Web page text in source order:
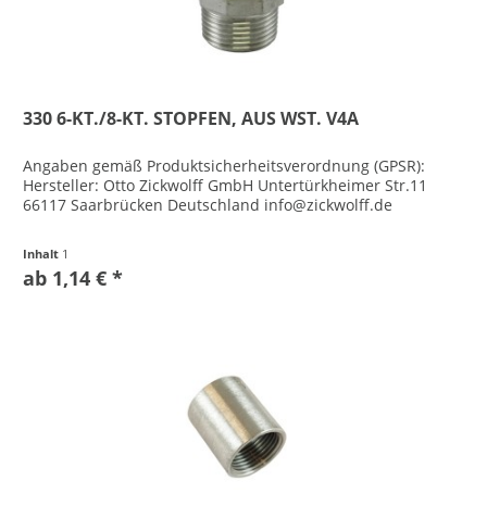
330 6-KT./8-KT. STOPFEN, AUS WST. V4A
Angaben gemäß Produktsicherheitsverordnung (GPSR):
Hersteller: Otto Zickwolff GmbH Untertürkheimer Str.11
66117 Saarbrücken Deutschland info@zickwolff.de
Inhalt 1
ab 1,14 € *